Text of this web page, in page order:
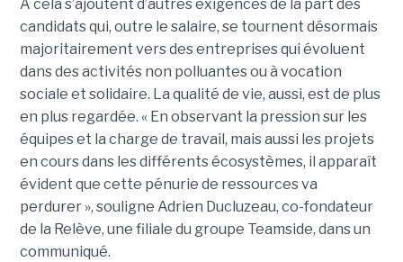
À cela s’ajoutent d’autres exigences de la part des
candidats qui, outre le salaire, se tournent désormais
majoritairement vers des entreprises qui évoluent
dans des activités non polluantes ou à vocation
sociale et solidaire. La qualité de vie, aussi, est de plus
en plus regardée. « En observant la pression sur les
équipes et la charge de travail, mais aussi les projets
en cours dans les différents écosystèmes, il apparaît
évident que cette pénurie de ressources va
perdurer », souligne Adrien Ducluzeau, co-fondateur
de la Relève, une filiale du groupe Teamside, dans un
communiqué.